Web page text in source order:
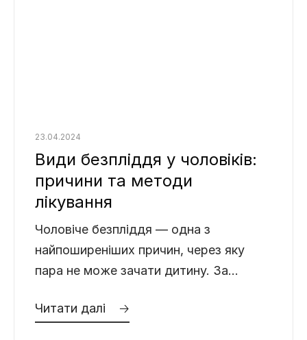
Види безпліддя у чоловіків:
причини та методи
лікування
23.04.2024
Чоловіче безпліддя — одна з
найпоширеніших причин, через яку
пара не може зачати дитину. За
присутній у кожному другому випадку
Читати далі 🡢